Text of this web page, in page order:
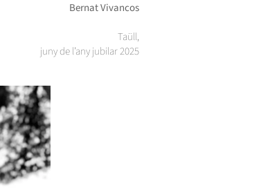
Bernat Vivancos
Taüll,
juny de l’any jubilar 2025​